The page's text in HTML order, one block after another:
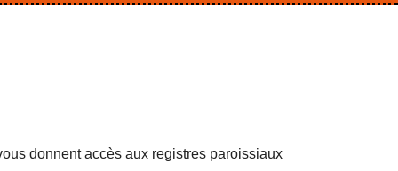
donnent accès aux registres paroissiaux